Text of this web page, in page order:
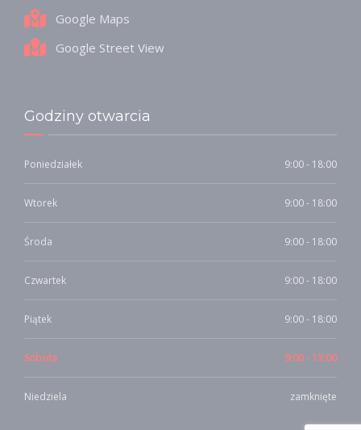
Google Maps
Google Street View
Godziny otwarcia
Poniedziałek 9:00 - 18:00
Wtorek 9:00 - 18:00
Środa 9:00 - 18:00
Czwartek 9:00 - 18:00
Piątek 9:00 - 18:00
Sobota 9:00 - 13:00
Niedziela zamknięte